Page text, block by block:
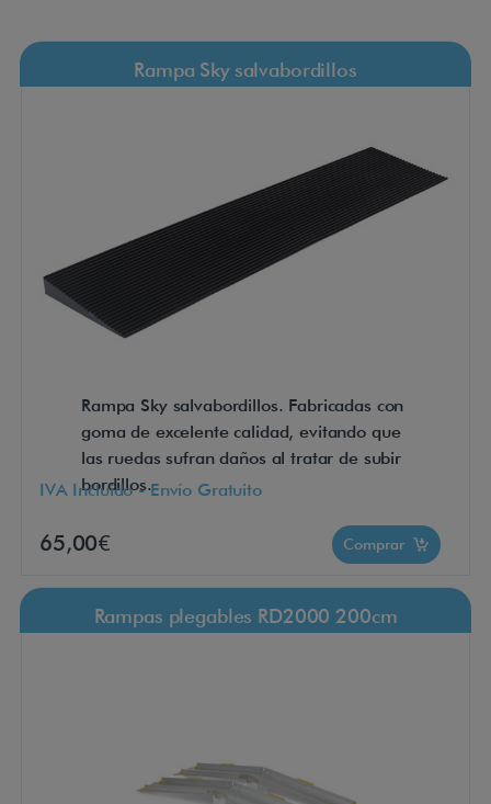
Rampa Sky salvabordillos
Rampa Sky salvabordillos. Fabricadas con
goma de excelente calidad, evitando que
las ruedas sufran daños al tratar de subir
bordillos.
IVA Incluido - Envío Gratuito
65,00€ Comprar
Rampas plegables RD2000 200cm